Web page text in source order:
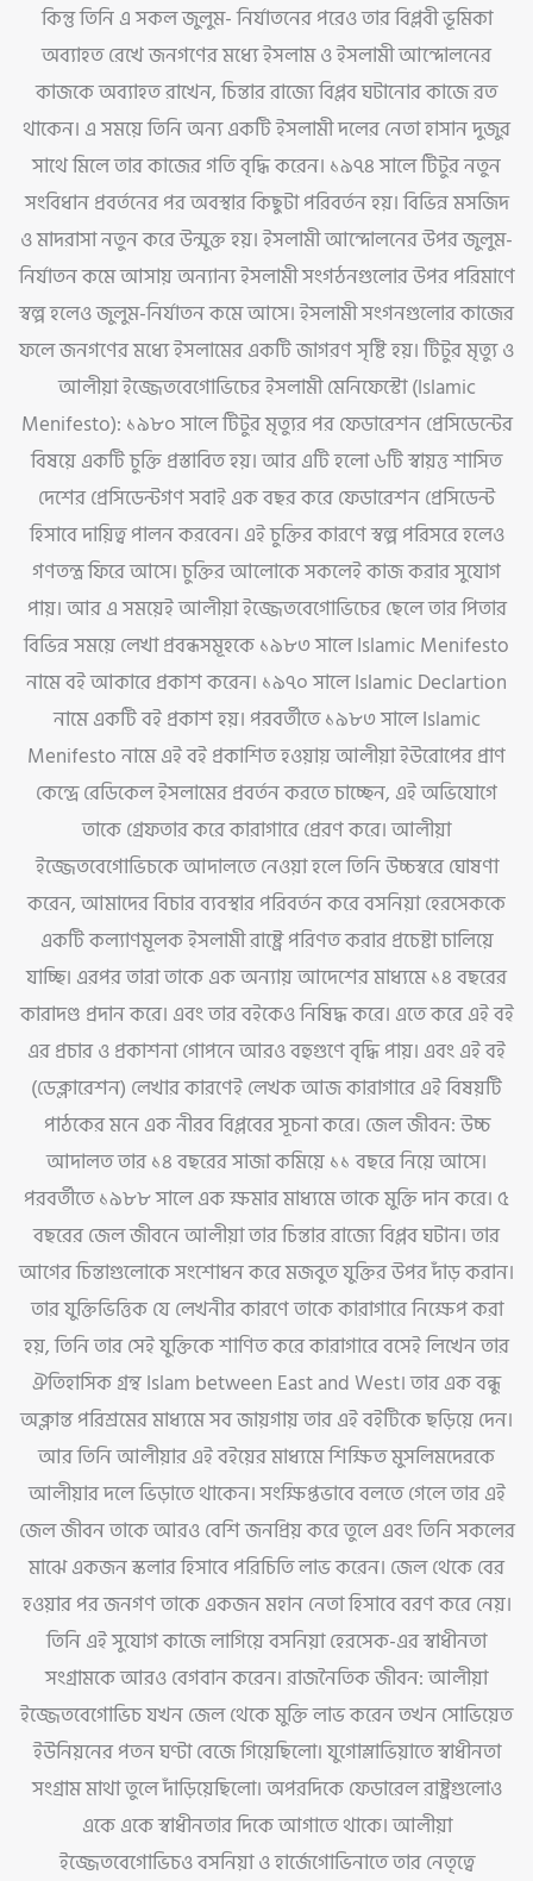
কিন্তু তিনি এ সকল জুলুম- নির্যাতনের পরেও তার বিপ্লবী ভূমিকা
অব্যাহত রেখে জনগণের মধ্যে ইসলাম ও ইসলামী আন্দোলনের
কাজকে অব্যাহত রাখেন, চিন্তার রাজ্যে বিপ্লব ঘটানোর কাজে রত
থাকেন। এ সময়ে তিনি অন্য একটি ইসলামী দলের নেতা হাসান দুজুর
সাথে মিলে তার কাজের গতি বৃদ্ধি করেন। ১৯৭৪ সালে টিটুর নতুন
সংবিধান প্রবর্তনের পর অবস্থার কিছুটা পরিবর্তন হয়। বিভিন্ন মসজিদ
ও মাদরাসা নতুন করে উন্মুক্ত হয়। ইসলামী আন্দোলনের উপর জুলুম-
নির্যাতন কমে আসায় অন্যান্য ইসলামী সংগঠনগুলোর উপর পরিমাণে
স্বল্প হলেও জুলুম-নির্যাতন কমে আসে। ইসলামী সংগনগুলোর কাজের
ফলে জনগণের মধ্যে ইসলামের একটি জাগরণ সৃষ্টি হয়। টিটুর মৃত্যু ও
আলীয়া ইজ্জেতবেগোভিচের ইসলামী মেনিফেস্টো (Islamic
Menifesto): ১৯৮০ সালে টিটুর মৃত্যুর পর ফেডারেশন প্রেসিডেন্টের
বিষয়ে একটি চুক্তি প্রস্তাবিত হয়। আর এটি হলো ৬টি স্বায়ত্ত শাসিত
দেশের প্রেসিডেন্টগণ সবাই এক বছর করে ফেডারেশন প্রেসিডেন্ট
হিসাবে দায়িত্ব পালন করবেন। এই চুক্তির কারণে স্বল্প পরিসরে হলেও
গণতন্ত্র ফিরে আসে। চুক্তির আলোকে সকলেই কাজ করার সুযোগ
পায়। আর এ সময়েই আলীয়া ইজ্জেতবেগোভিচের ছেলে তার পিতার
বিভিন্ন সময়ে লেখা প্রবন্ধসমূহকে ১৯৮৩ সালে Islamic Menifesto
নামে বই আকারে প্রকাশ করেন। ১৯৭০ সালে Islamic Declartion
নামে একটি বই প্রকাশ হয়। পরবর্তীতে ১৯৮৩ সালে Islamic
Menifesto নামে এই বই প্রকাশিত হওয়ায় আলীয়া ইউরোপের প্রাণ
কেন্দ্রে রেডিকেল ইসলামের প্রবর্তন করতে চাচ্ছেন, এই অভিযোগে
তাকে গ্রেফতার করে কারাগারে প্রেরণ করে। আলীয়া
ইজ্জেতবেগোভিচকে আদালতে নেওয়া হলে তিনি উচ্চস্বরে ঘোষণা
করেন, আমাদের বিচার ব্যবস্থার পরিবর্তন করে বসনিয়া হেরসেককে
একটি কল্যাণমূলক ইসলামী রাষ্ট্রে পরিণত করার প্রচেষ্টা চালিয়ে
যাচ্ছি। এরপর তারা তাকে এক অন্যায় আদেশের মাধ্যমে ১৪ বছরের
কারাদণ্ড প্রদান করে। এবং তার বইকেও নিষিদ্ধ করে। এতে করে এই বই
এর প্রচার ও প্রকাশনা গোপনে আরও বহুগুণে বৃদ্ধি পায়। এবং এই বই
(ডেক্লারেশন) লেখার কারণেই লেখক আজ কারাগারে এই বিষয়টি
পাঠকের মনে এক নীরব বিপ্লবের সূচনা করে। জেল জীবন: উচ্চ
আদালত তার ১৪ বছরের সাজা কমিয়ে ১১ বছরে নিয়ে আসে।
পরবর্তীতে ১৯৮৮ সালে এক ক্ষমার মাধ্যমে তাকে মুক্তি দান করে। ৫
বছরের জেল জীবনে আলীয়া তার চিন্তার রাজ্যে বিপ্লব ঘটান। তার
আগের চিন্তাগুলোকে সংশোধন করে মজবুত যুক্তির উপর দাঁড় করান।
তার যুক্তিভিত্তিক যে লেখনীর কারণে তাকে কারাগারে নিক্ষেপ করা
হয়, তিনি তার সেই যুক্তিকে শাণিত করে কারাগারে বসেই লিখেন তার
ঐতিহাসিক গ্রন্থ Islam between East and West। তার এক বন্ধু
অক্লান্ত পরিশ্রমের মাধ্যমে সব জায়গায় তার এই বইটিকে ছড়িয়ে দেন।
আর তিনি আলীয়ার এই বইয়ের মাধ্যমে শিক্ষিত মুসলিমদেরকে
আলীয়ার দলে ভিড়াতে থাকেন। সংক্ষিপ্তভাবে বলতে গেলে তার এই
জেল জীবন তাকে আরও বেশি জনপ্রিয় করে তুলে এবং তিনি সকলের
মাঝে একজন স্কলার হিসাবে পরিচিতি লাভ করেন। জেল থেকে বের
হওয়ার পর জনগণ তাকে একজন মহান নেতা হিসাবে বরণ করে নেয়।
তিনি এই সুযোগ কাজে লাগিয়ে বসনিয়া হেরসেক-এর স্বাধীনতা
সংগ্রামকে আরও বেগবান করেন। রাজনৈতিক জীবন: আলীয়া
ইজ্জেতবেগোভিচ যখন জেল থেকে মুক্তি লাভ করেন তখন সোভিয়েত
ইউনিয়নের পতন ঘণ্টা বেজে গিয়েছিলো। যুগোস্লাভিয়াতে স্বাধীনতা
সংগ্রাম মাথা তুলে দাঁড়িয়েছিলো। অপরদিকে ফেডারেল রাষ্ট্রগুলোও
একে একে স্বাধীনতার দিকে আগাতে থাকে। আলীয়া
ইজ্জেতবেগোভিচও বসনিয়া ও হার্জেগোভিনাতে তার নেতৃত্বে